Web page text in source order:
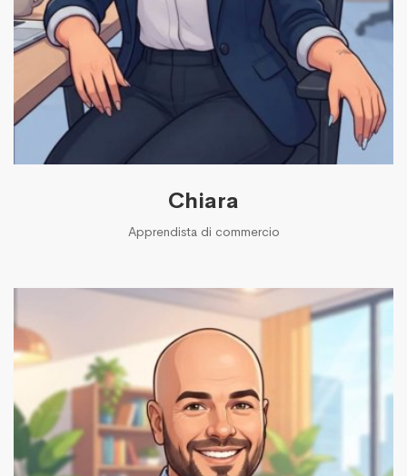
Chiara
Apprendista di commercio